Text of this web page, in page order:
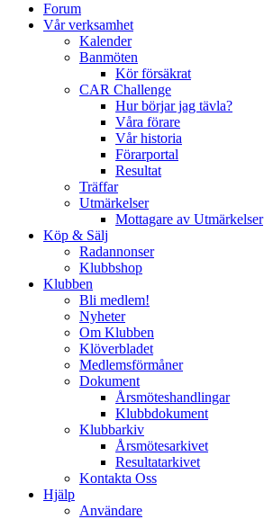
Forum
Vår verksamhet
Kalender
Banmöten
Kör försäkrat
CAR Challenge
Hur börjar jag tävla?
Våra förare
Vår historia
Förarportal
Resultat
Träffar
Utmärkelser
Mottagare av Utmärkelser
Köp & Sälj
Radannonser
Klubbshop
Klubben
Bli medlem!
Nyheter
Om Klubben
Klöverbladet
Medlemsförmåner
Dokument
Årsmöteshandlingar
Klubbdokument
Klubbarkiv
Årsmötesarkivet
Resultatarkivet
Kontakta Oss
Hjälp
Användare